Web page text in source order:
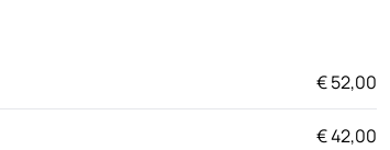
€ 52,00
€ 42,00